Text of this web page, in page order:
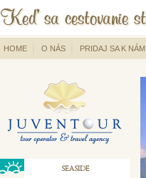
HOME O NÁS PRIDAJ SA K NÁM
SEASIDE